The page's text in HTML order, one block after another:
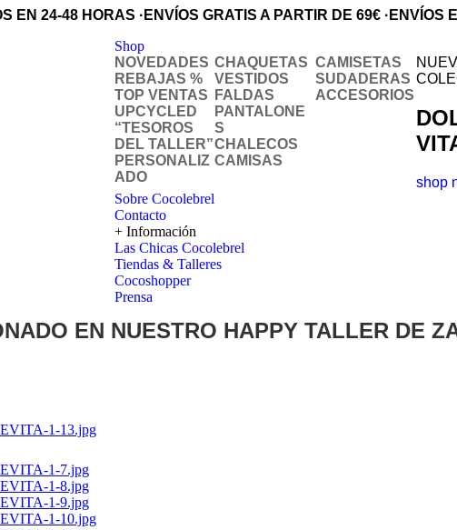
EN 24-48 HORAS · ENVÍOS GRATIS A PARTIR DE 69€ · ENVÍOS
Shop
NOVEDADES
REBAJAS %
TOP VENTAS
UPCYCLED
“TESOROS
DEL TALLER”
PERSONALIZ
ADO
CHAQUETAS
VESTIDOS
FALDAS
PANTALONE
S
CHALECOS
CAMISAS
CAMISETAS
SUDADERAS
ACCESORIOS
shop
Sobre Cocolebrel
Contacto
+ Información
Las Chicas Cocolebrel
Tiendas & Talleres
Cocoshopper
Prensa
EN NUESTRO HAPPY TALLER DE